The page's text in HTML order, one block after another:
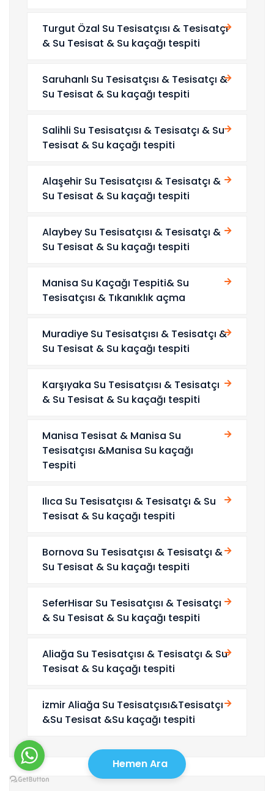
Turgut Özal Su Tesisatçısı & Tesisatçı
& Su Tesisat & Su kaçağı tespiti
Saruhanlı Su Tesisatçısı & Tesisatçı &
Su Tesisat & Su kaçağı tespiti
Salihli Su Tesisatçısı & Tesisatçı & Su
Tesisat & Su kaçağı tespiti
Alaşehir Su Tesisatçısı & Tesisatçı &
Su Tesisat & Su kaçağı tespiti
Alaybey Su Tesisatçısı & Tesisatçı &
Su Tesisat & Su kaçağı tespiti
Manisa Su Kaçağı Tespiti& Su
Tesisatçısı & Tıkanıklık açma
Muradiye Su Tesisatçısı & Tesisatçı &
Su Tesisat & Su kaçağı tespiti
Karşıyaka Su Tesisatçısı & Tesisatçı
& Su Tesisat & Su kaçağı tespiti
Manisa Tesisat & Manisa Su
Tesisatçısı &Manisa Su kaçağı
Tespiti
Ilıca Su Tesisatçısı & Tesisatçı & Su
Tesisat & Su kaçağı tespiti
Bornova Su Tesisatçısı & Tesisatçı &
Su Tesisat & Su kaçağı tespiti
SeferHisar Su Tesisatçısı & Tesisatçı
& Su Tesisat & Su kaçağı tespiti
Aliağa Su Tesisatçısı & Tesisatçı & Su
Tesisat & Su kaçağı tespiti
izmir Aliağa Su Tesisatçısı&Tesisatçı
&Su Tesisat &Su kaçağı tespiti
Hemen Ara